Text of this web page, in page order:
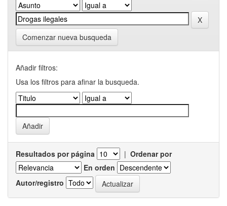
Comenzar nueva busqueda
Añadir filtros:
Usa los filtros para afinar la busqueda.
Resultados por página | Ordenar por
En orden
Autor/registro